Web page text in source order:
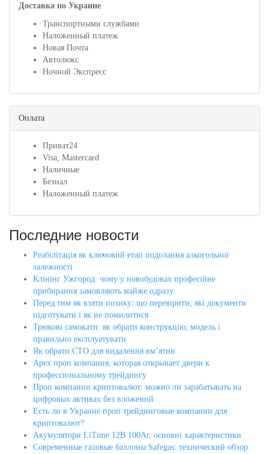
Доставка по Украине
Транспортными службами
Наложенный платеж
Новая Почта
Автолюкс
Ночной Экспресс
Оплата
Приват24
Visa, Mastercard
Наличные
Безнал
Наложенный платеж
Последние новости
Реабілітація як ключовий етап подолання алкогольної
залежності
Клінінг Ужгород: чому у новобудовах професійне
прибирання замовляють майже одразу
Перед тим як взяти позику: що перевірити, які документи
підготувати і як не помилитися
Трюкові самокати: як обрати конструкцію, модель і
правильно експлуатувати
Як обрати СТО для видалення вм’ятин
Apex проп компания, которая открывает двери к
профессиональному трейдингу
Проп компании криптовалют: можно ли зарабатывать на
цифровых активах без вложений
Есть ли в Украине проп трейдинговые компании для
криптовалют?
Акумулятори LiTime 12В 100Аг, основні характеристики
Современные газовые баллоны Safegas: технический обзор